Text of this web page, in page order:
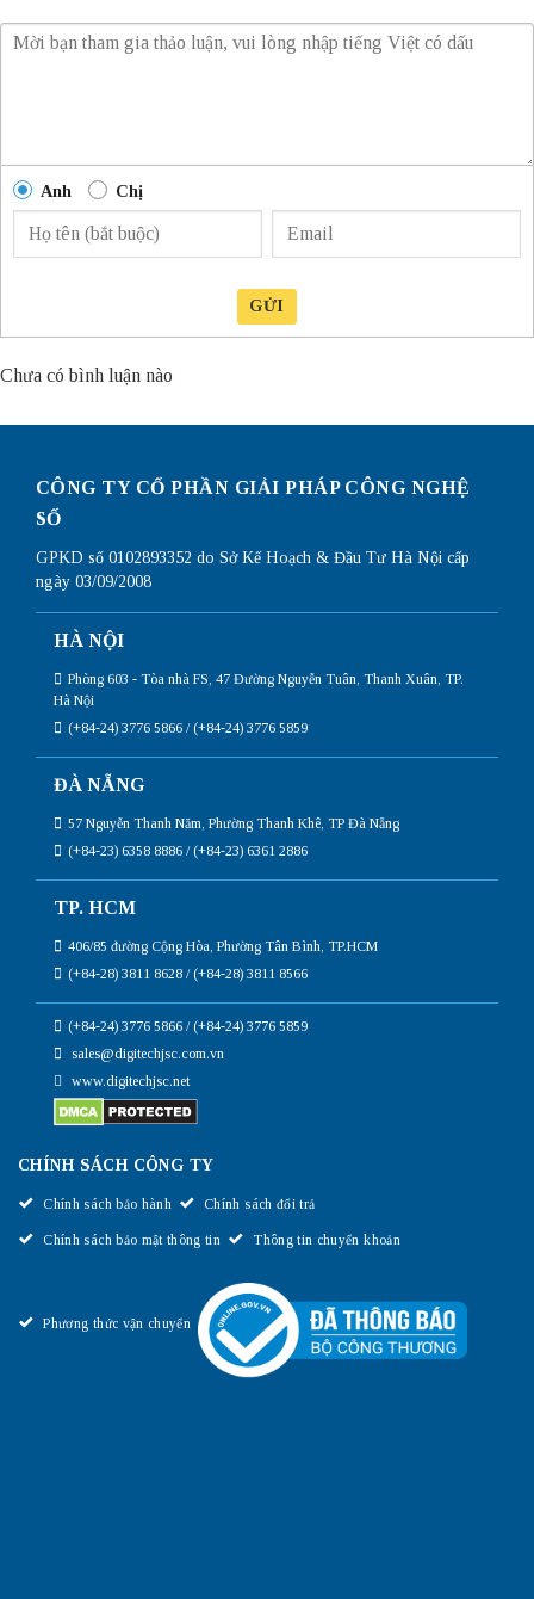
Anh Chị
GỬI
Chưa có bình luận nào
CÔNG TY CỔ PHẦN GIẢI PHÁP CÔNG NGHỆ
SỐ
GPKD số 0102893352 do Sở Kế Hoạch & Đầu Tư Hà Nội cấp
ngày 03/09/2008
HÀ NỘI
Phòng 603 - Tòa nhà FS, 47 Đường Nguyễn Tuân, Thanh Xuân, TP.
Hà Nội
(+84-24) 3776 5866 / (+84-24) 3776 5859
ĐÀ NẴNG
57 Nguyễn Thanh Năm, Phường Thanh Khê, TP Đà Nẵng
(+84-23) 6358 8886 / (+84-23) 6361 2886
TP. HCM
406/85 đường Cộng Hòa, Phường Tân Bình, TP.HCM
(+84-28) 3811 8628 / (+84-28) 3811 8566
(+84-24) 3776 5866 / (+84-24) 3776 5859
sales@digitechjsc.com.vn
www.digitechjsc.net
CHÍNH SÁCH CÔNG TY
Chính sách bảo hành Chính sách đổi trả
Chính sách bảo mật thông tin Thông tin chuyển khoản
Phương thức vận chuyển